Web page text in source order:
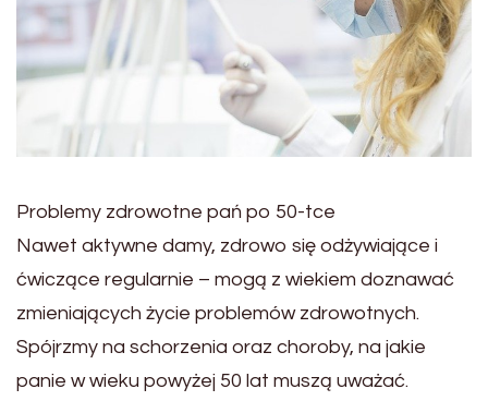
Problemy zdrowotne pań po 50-tce
Nawet aktywne damy, zdrowo się odżywiające i
ćwiczące regularnie – mogą z wiekiem doznawać
zmieniających życie problemów zdrowotnych.
Spójrzmy na schorzenia oraz choroby, na jakie
panie w wieku powyżej 50 lat muszą uważać.